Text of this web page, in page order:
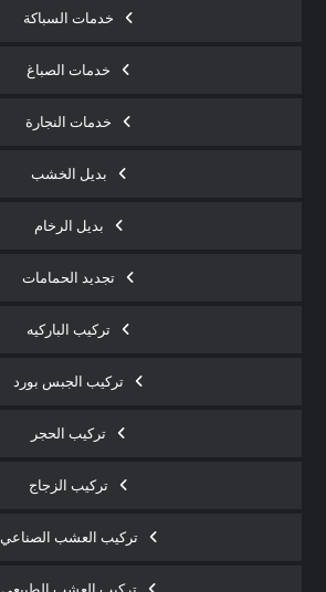
خدمات السباكة
خدمات الصباغ
خدمات النجارة
بديل الخشب
بديل الرخام
تجديد الحمامات
تركيب الباركيه
تركيب الجبس بورد
تركيب الحجر
تركيب الزجاج
تركيب العشب الصناعي